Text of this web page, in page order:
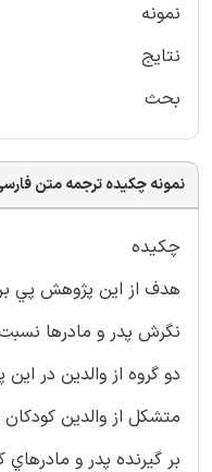
نمونه
نتایج
بحث
نمونه چکیده ترجمه متن
چکيده
هدف از اين پژوهش پي
نگرش پدر و مادرها
دو گروه از والدين در
متشکل از والدین
بر گيرنده پدر و